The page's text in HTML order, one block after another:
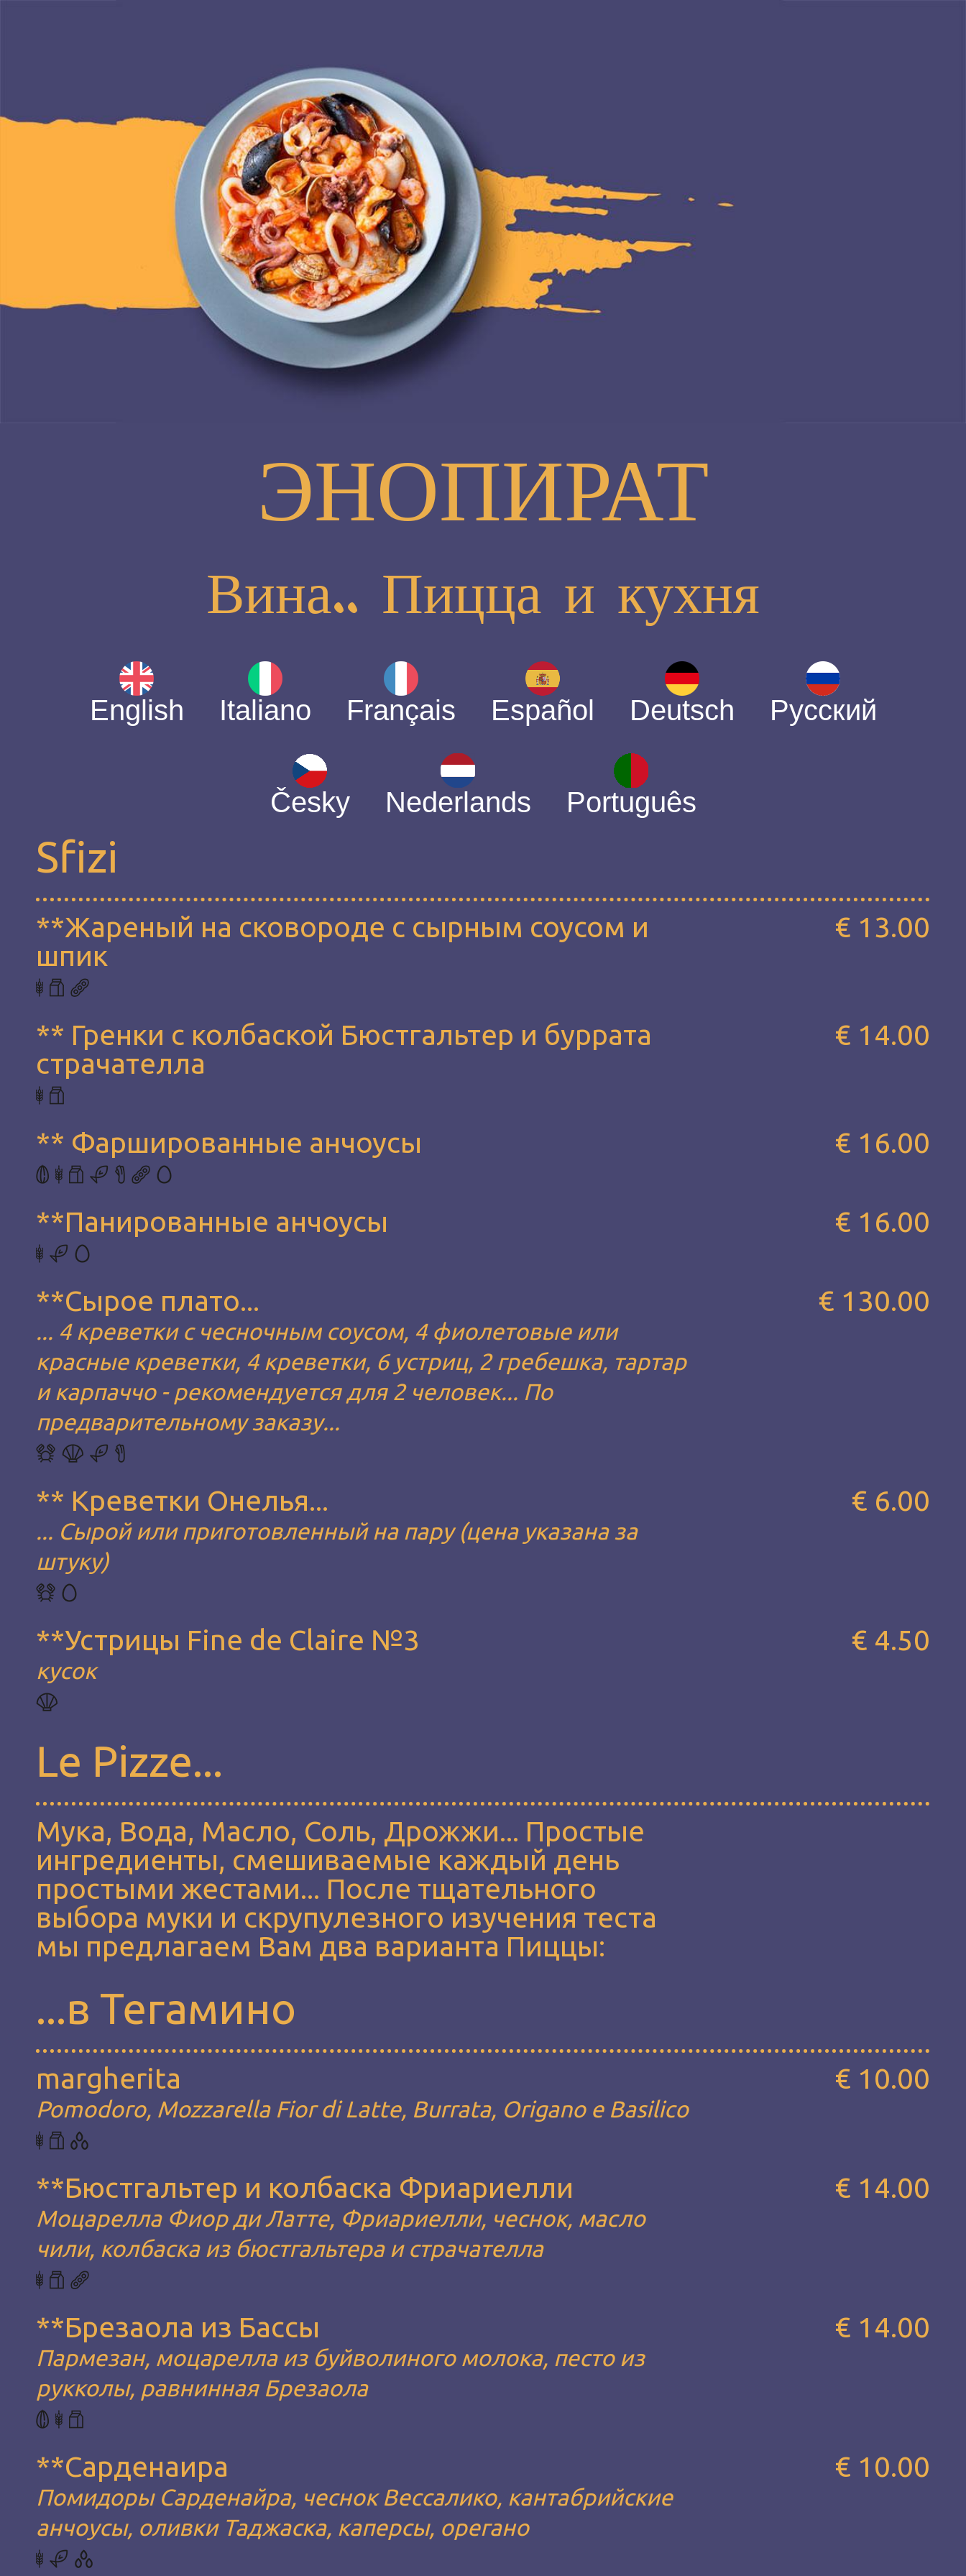
ЭНОПИРАТ
Вина.. Пицца и кухня
English Italiano Français Español Deutsch Русский
Česky Nederlands Português
Sfizi
**Жареный на сковороде с сырным соусом и
шпик
€ 13.00
** Гренки с колбаской Бюстгальтер и буррата
страчателла
€ 14.00
** Фаршированные анчоусы € 16.00
**Панированные анчоусы € 16.00
**Сырое плато...
... 4 креветки с чесночным соусом, 4 фиолетовые или
красные креветки, 4 креветки, 6 устриц, 2 гребешка, тартар
и карпаччо - рекомендуется для 2 человек... По
предварительному заказу...
€ 130.00
** Креветки Онелья...
... Сырой или приготовленный на пару (цена указана за
штуку)
€ 6.00
**Устрицы Fine de Claire №3
кусок
€ 4.50
Le Pizze...
Мука, Вода, Масло, Соль, Дрожжи... Простые
ингредиенты, смешиваемые каждый день
простыми жестами... После тщательного
выбора муки и скрупулезного изучения теста
мы предлагаем Вам два варианта Пиццы:
...в Тегамино
margherita
Pomodoro, Mozzarella Fior di Latte, Burrata, Origano e Basilico
€ 10.00
**Бюстгальтер и колбаска Фриариелли
Моцарелла Фиор ди Латте, Фриариелли, чеснок, масло
чили, колбаска из бюстгальтера и страчателла
€ 14.00
**Брезаола из Бассы
Пармезан, моцарелла из буйволиного молока, песто из
рукколы, равнинная Брезаола
€ 14.00
**Сарденаира
Помидоры Сарденайра, чеснок Вессалико, кантабрийские
анчоусы, оливки Таджаска, каперсы, орегано
€ 10.00